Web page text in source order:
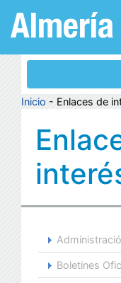
Almería
Inicio - Enlaces de
Boletines